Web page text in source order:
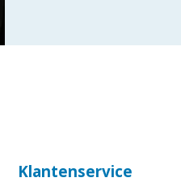
Klantenservice